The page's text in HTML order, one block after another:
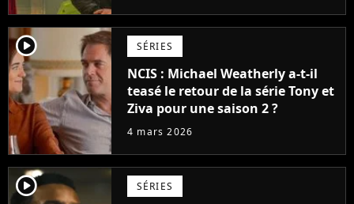
player2 SÉRIES
NCIS : Michael Weatherly a-t-il
teasé le retour de la série Tony et
Ziva pour une saison 2 ?
4 mars 2026
player2 SÉRIES